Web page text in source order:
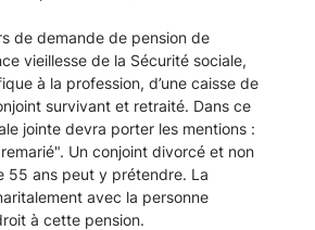
de demande de pension de
vieillesse de la Sécurité sociale,
à la profession, d’une caisse de
survivant et retraité. Dans ce
jointe devra porter les mentions :
Un conjoint divorcé et non
55 ans peut y prétendre. La
avec la personne
à cette pension.